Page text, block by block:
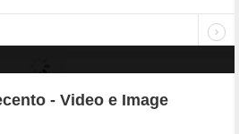
- Video e Image